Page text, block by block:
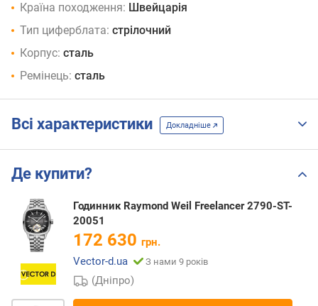
Країна походження: Швейцарія
Тип циферблата: стрілочний
Корпус: сталь
Ремінець: сталь
Всі характеристики Докладніше
Де купити?
Годинник Raymond Weil Freelancer 2790-ST-
20051
172 630 грн.
Vector-d.ua
З нами 9 років
(Дніпро)